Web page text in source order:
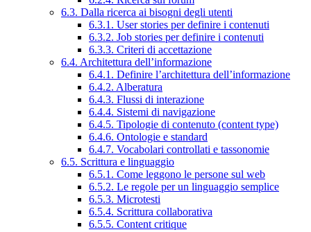
6.3. Dalla ricerca ai bisogni degli utenti
6.3.1. User stories per definire i contenuti
6.3.2. Job stories per definire i contenuti
6.3.3. Criteri di accettazione
6.4. Architettura dell’informazione
6.4.1. Definire l’architettura dell’informazione
6.4.2. Alberatura
6.4.3. Flussi di interazione
6.4.4. Sistemi di navigazione
6.4.5. Tipologie di contenuto (content type)
6.4.6. Ontologie e standard
6.4.7. Vocabolari controllati e tassonomie
6.5. Scrittura e linguaggio
6.5.1. Come leggono le persone sul web
6.5.2. Le regole per un linguaggio semplice
6.5.3. Microtesti
6.5.4. Scrittura collaborativa
6.5.5. Content critique